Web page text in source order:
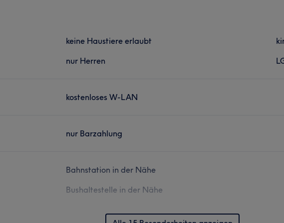
keine Haustiere erlaubt
nur Herren
kostenloses W-LAN
nur Barzahlung
Bahnstation in der Nähe
Bushaltestelle in der Nähe